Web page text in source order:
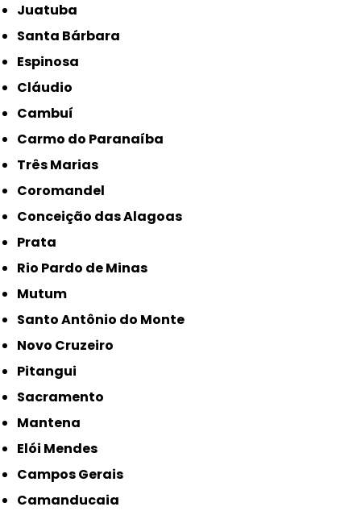
Juatuba
Santa Bárbara
Espinosa
Cláudio
Cambuí
Carmo do Paranaíba
Três Marias
Coromandel
Conceição das Alagoas
Prata
Rio Pardo de Minas
Mutum
Santo Antônio do Monte
Novo Cruzeiro
Pitangui
Sacramento
Mantena
Elói Mendes
Campos Gerais
Camanducaia